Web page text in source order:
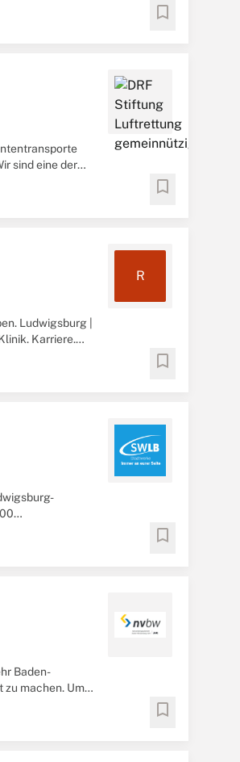
bookmark
sind eine der
bookmark
R
Ludwigsburg |
Karriere.
bookmark
bookmark
Baden-
zu machen. Um
bookmark